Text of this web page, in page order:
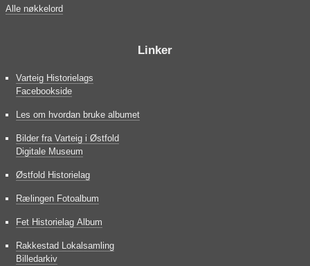
Alle nøkkelord
Linker
Varteig Historielags
Facebookside
Les om hvordan bruke albumet
Bilder fra Varteig i Østfold
Digitale Museum
Østfold Historielag
Rælingen Fotoalbum
Fet Historielag Album
Rakkestad Lokalsamling
Billedarkiv